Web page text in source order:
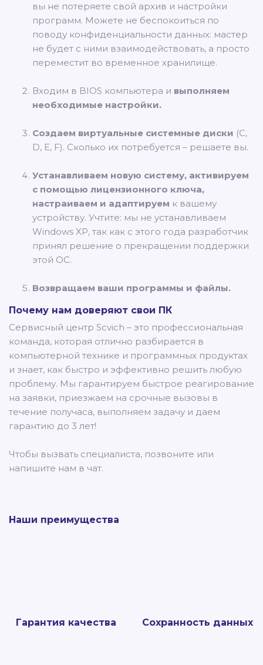
вы не потеряете свой архив и настройки
программ. Можете не беспокоиться по
поводу конфиденциальности данных: мастер
не будет с ними взаимодействовать, а просто
переместит во временное хранилище.
Входим в BIOS компьютера и выполняем
необходимые настройки.
Создаем виртуальные системные диски (C,
D, E, F). Сколько их потребуется – решаете вы.
Устанавливаем новую систему, активируем
с помощью лицензионного ключа,
настраиваем и адаптируем к вашему
устройству. Учтите: мы не устанавливаем
Windows XP, так как с этого года разработчик
принял решение о прекращении поддержки
этой ОС.
Возвращаем ваши программы и файлы.
Почему нам доверяют свои ПК
Сервисный центр Scvich – это профессиональная
команда, которая отлично разбирается в
компьютерной технике и программных продуктах
и знает, как быстро и эффективно решить любую
проблему. Мы гарантируем быстрое реагирование
на заявки, приезжаем на срочные вызовы в
течение получаса, выполняем задачу и даем
гарантию до 3 лет!
Чтобы вызвать специалиста, позвоните или
напишите нам в чат.
Наши преимущества
Гарантия качества Сохранность данных